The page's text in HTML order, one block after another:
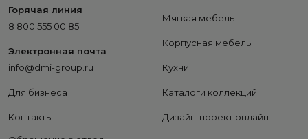
Горячая линия
8 800 555 00 85
Электронная почта
info@dmi-group.ru
Для бизнеса
Контакты
Мягкая мебель
Корпусная мебель
Кухни
Каталоги коллекций
Дизайн-проект онлайн